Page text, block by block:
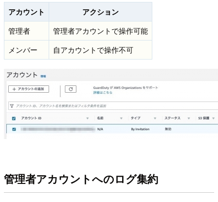
アカウント アクション
管理者
管理者アカウントで操作可能
メンバー
自アカウントで操作不可
管理者アカウントへのログ集約